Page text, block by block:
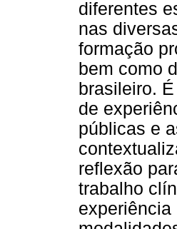
diferentes
nas
formação
bem como
brasileiro.
de
públicas e
reflexão
trabalho
experiência